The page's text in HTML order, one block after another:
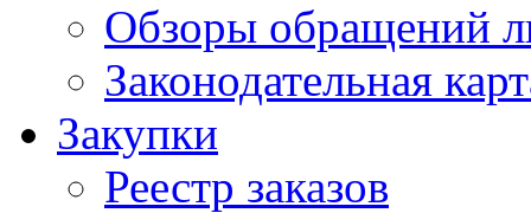
Обзоры обращений
Законодательная
Закупки
Реестр заказов